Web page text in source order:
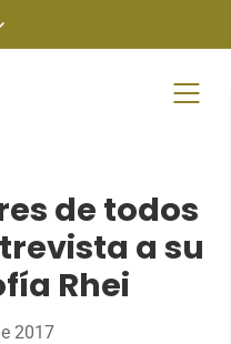
de todos
a su
Rhei
2017